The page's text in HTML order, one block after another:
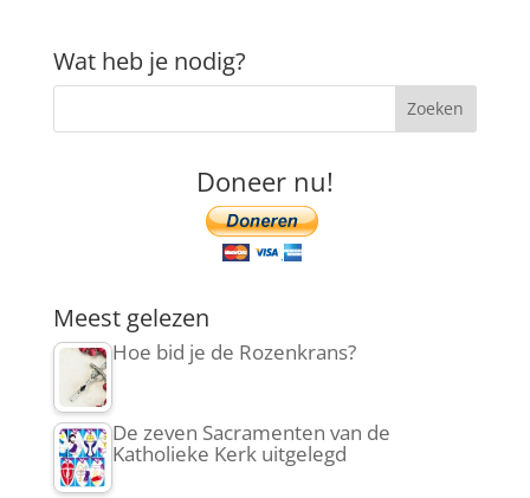
Wat heb je nodig?
Doneer nu!
Meest gelezen
Hoe bid je de Rozenkrans?
De zeven Sacramenten van de
Katholieke Kerk uitgelegd